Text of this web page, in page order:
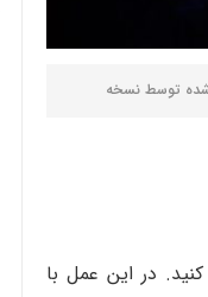
توسط نسخه
در این عمل با